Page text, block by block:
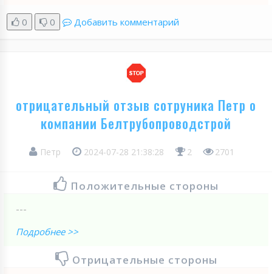
0 0 Добавить комментарий
отрицательный отзыв сотруника Петр о
компании Белтрубопроводстрой
Петр 2024-07-28 21:38:28 2 2701
Положительные стороны
---
Подробнее >>
Отрицательные стороны